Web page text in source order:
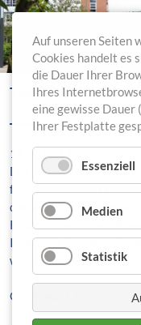
TAG DER
14.08.2019 19:00–22:00
Der Neubau des
für Menschen mit
diesem Abend laden wir
Räumlichkeiten wie
Innenhöfe
wichtige Infos zu
Ort: Haus 12
Auf unseren Seiten
Cookies handelt es
die Dauer Ihrer
Ihres
eine gewisse Dauer
Ihrer Festplatte
Essenziell
Medien
Statistik